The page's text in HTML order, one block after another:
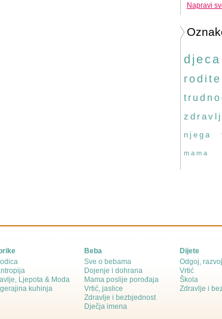
Napravi
djeca
njega
mama
Ljepota & Moda
kuhinja
Beba
Sve o bebama
Dojenje i dohrana
Mama poslije porođaja
Vrtić, jaslice
Zdravlje i bezbjednost
Dječja imena
Dijete
Odgoj,
Vrtić
Škola
Zdravlje i